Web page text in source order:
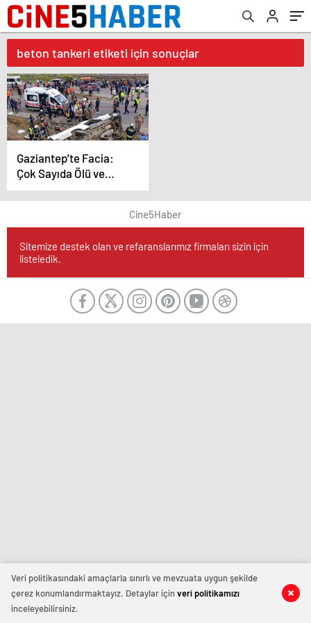
beton tankeri etiketi için sonuçlar
Gaziantep’te Facia:
Çok Sayıda Ölü ve
Yaralı!!
Cine5Haber
Sitemize destek olan ve refaranslarımız firmaları sizin için
listeledik.
Veri politikasındaki amaçlarla sınırlı ve mevzuata uygun şekilde
çerez konumlandırmaktayız. Detaylar içinveri politikamızı
inceleyebilirsiniz.